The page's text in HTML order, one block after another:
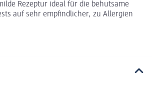
Rezeptur ideal für die behutsame
auf sehr empfindlicher, zu Allergien